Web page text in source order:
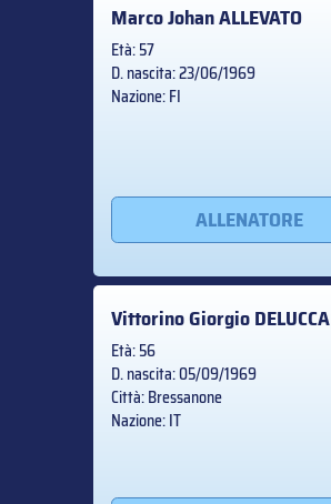
Marco JohanALLEVATO
Età: 57
D. nascita: 23/06/1969
Nazione: FI
ALLENATORE
Vittorino GiorgioDELUCCA
Età: 56
D. nascita: 05/09/1969
Città: Bressanone
Nazione: IT